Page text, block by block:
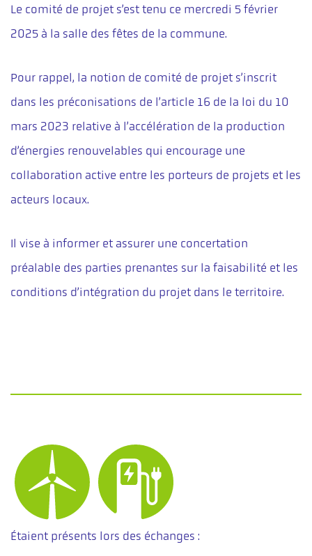
Le comité de projet s’est tenu ce mercredi 5 février
2025 à la salle des fêtes de la commune.
Pour rappel, la notion de comité de projet s’inscrit
dans les préconisations de l’article 16 de la loi du 10
mars 2023 relative à l’accélération de la production
d’énergies renouvelables qui encourage une
collaboration active entre les porteurs de projets et les
acteurs locaux.
Il vise à informer et assurer une concertation
préalable des parties prenantes sur la faisabilité et les
conditions d’intégration du projet dans le territoire.
Étaient présents lors des échanges :